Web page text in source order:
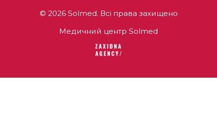
© 2026 Solmed. Всі права захищено
Медичний центр Solmed